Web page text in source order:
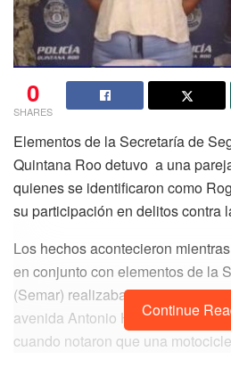
0
SHARES
Elementos de la Secretaría de
Quintana Roo detuvo a una
quienes se identificaron como
su participación en delitos contra
Los hechos acontecieron
en conjunto con elementos de la
(Semar) realizaban un recorrido
avenida Antonio Handall de la
cuando notaron que una
Continue